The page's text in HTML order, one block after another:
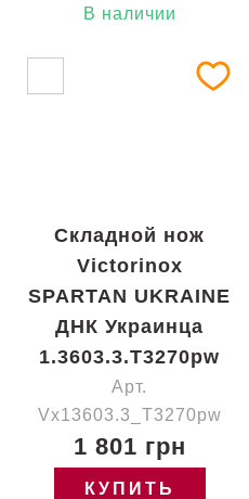
В наличии
Складной нож
Victorinox
SPARTAN UKRAINE
ДНК Украинца
1.3603.3.T3270pw
Арт.
Vx13603.3_T3270pw
1 801 грн
КУПИТЬ